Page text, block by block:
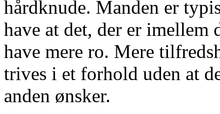
hårdknude. Manden er
have at det, der er imellem
have mere ro. Mere
trives i et forhold uden at
anden ønsker.